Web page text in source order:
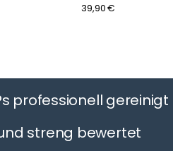
39,90 €
professionell gereinigt
streng bewertet